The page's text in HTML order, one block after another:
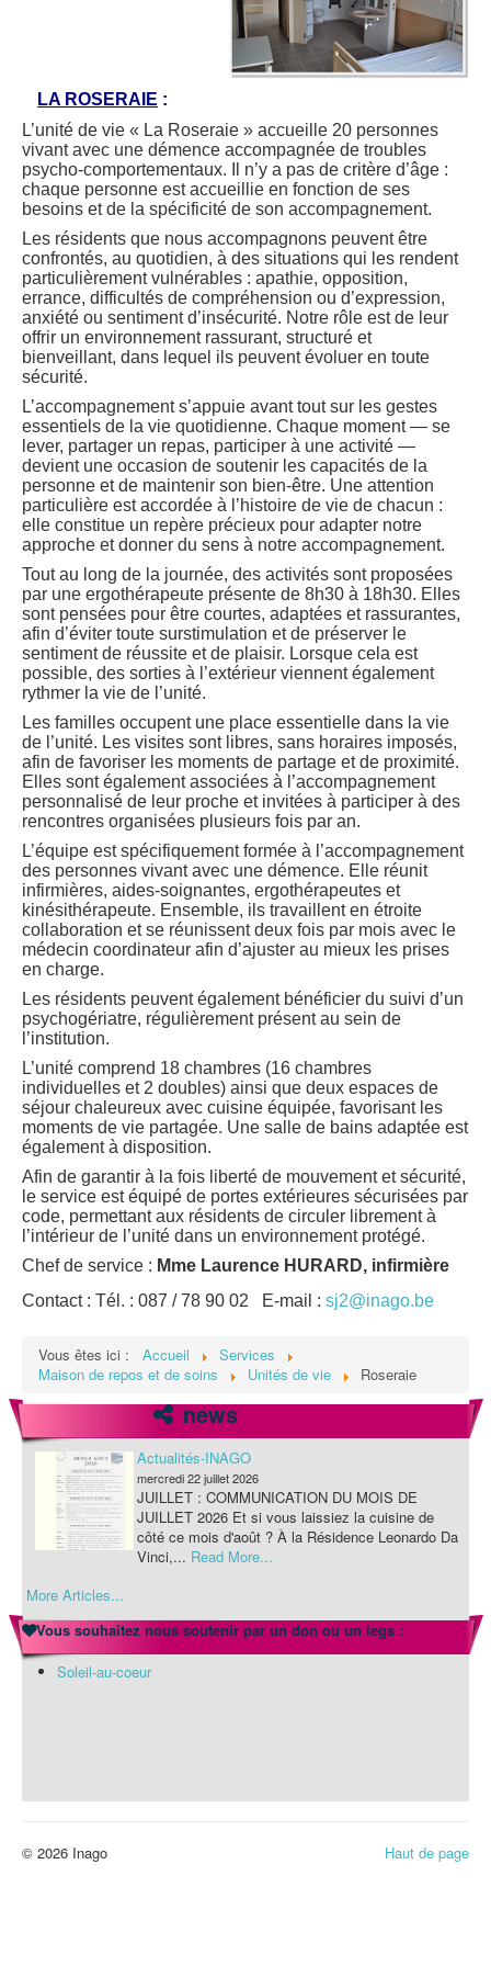
LA ROSERAIE :
L’unité de vie « La Roseraie » accueille 20 personnes
vivant avec une démence accompagnée de troubles
psycho-comportementaux. Il n’y a pas de critère d’âge :
chaque personne est accueillie en fonction de ses
besoins et de la spécificité de son accompagnement.
Les résidents que nous accompagnons peuvent être
confrontés, au quotidien, à des situations qui les rendent
particulièrement vulnérables : apathie, opposition,
errance, difficultés de compréhension ou d’expression,
anxiété ou sentiment d’insécurité. Notre rôle est de leur
offrir un environnement rassurant, structuré et
bienveillant, dans lequel ils peuvent évoluer en toute
sécurité.
L’accompagnement s’appuie avant tout sur les gestes
essentiels de la vie quotidienne. Chaque moment — se
lever, partager un repas, participer à une activité —
devient une occasion de soutenir les capacités de la
personne et de maintenir son bien-être. Une attention
particulière est accordée à l’histoire de vie de chacun :
elle constitue un repère précieux pour adapter notre
approche et donner du sens à notre accompagnement.
Tout au long de la journée, des activités sont proposées
par une ergothérapeute présente de 8h30 à 18h30. Elles
sont pensées pour être courtes, adaptées et rassurantes,
afin d’éviter toute surstimulation et de préserver le
sentiment de réussite et de plaisir. Lorsque cela est
possible, des sorties à l’extérieur viennent également
rythmer la vie de l’unité.
Les familles occupent une place essentielle dans la vie
de l’unité. Les visites sont libres, sans horaires imposés,
afin de favoriser les moments de partage et de proximité.
Elles sont également associées à l’accompagnement
personnalisé de leur proche et invitées à participer à des
rencontres organisées plusieurs fois par an.
L’équipe est spécifiquement formée à l’accompagnement
des personnes vivant avec une démence. Elle réunit
infirmières, aides-soignantes, ergothérapeutes et
kinésithérapeute. Ensemble, ils travaillent en étroite
collaboration et se réunissent deux fois par mois avec le
médecin coordinateur afin d’ajuster au mieux les prises
en charge.
Les résidents peuvent également bénéficier du suivi d’un
psychogériatre, régulièrement présent au sein de
l’institution.
L’unité comprend 18 chambres (16 chambres
individuelles et 2 doubles) ainsi que deux espaces de
séjour chaleureux avec cuisine équipée, favorisant les
moments de vie partagée. Une salle de bains adaptée est
également à disposition.
Afin de garantir à la fois liberté de mouvement et sécurité,
le service est équipé de portes extérieures sécurisées par
code, permettant aux résidents de circuler librement à
l’intérieur de l’unité dans un environnement protégé.
Chef de service : Mme Laurence HURARD, infirmière
Contact : Tél. : 087 / 78 90 02 E-mail : sj2@inago.be
Vous êtes ici : Accueil
Services
Maison de repos et de soins
Unités de vie Roseraie
news
JUILLET : COMMUNICATION DU MOIS DE
JUILLET 2026 Et si vous laissiez la cuisine de
côté ce mois d'août ? À la Résidence Leonardo Da
Actualités-INAGO
mercredi 22 juillet 2026
JUILLET : COMMUNICATION DU MOIS DE
JUILLET 2026 Et si vous laissiez la cuisine de
côté ce mois d'août ? À la Résidence Leonardo Da
Vinci,... Read More...
More Articles...
Vous souhaitez nous soutenir par un don ou un legs :
Soleil-au-coeur
Haut de page
© 2026 Inago